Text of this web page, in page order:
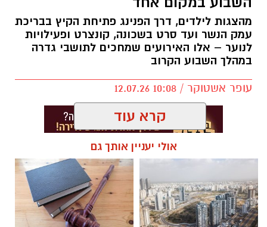
מהצגות לילדים, דרך הפנינג פתיחת הקיץ בבריכת
עמק הנשר ועד סרט בשכונה, קונצרט ופעילויות
לנוער – אלו האירועים שמחכים לתושבי גדרה
במהלך השבוע הקרוב
עופר אשטוקר / 10:08 12.07.26
תגים:אירועי קיץ בגדרה
קרא עוד
אולי יעניין אותך גם